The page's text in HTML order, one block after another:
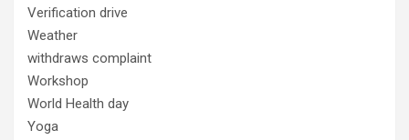
Verification drive
Weather
withdraws complaint
Workshop
World Health day
Yoga